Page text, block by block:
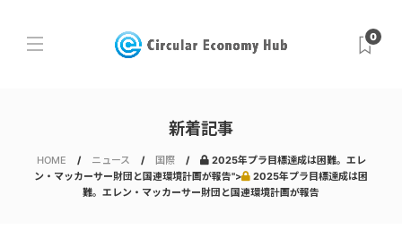
0
新着記事
HOME ニュース 国際
2025年プラ目標達成は困難。エレ
ン・マッカーサー財団と国連環境計画が報告">
2025年プラ目標達成は困
難。エレン・マッカーサー財団と国連環境計画が報告